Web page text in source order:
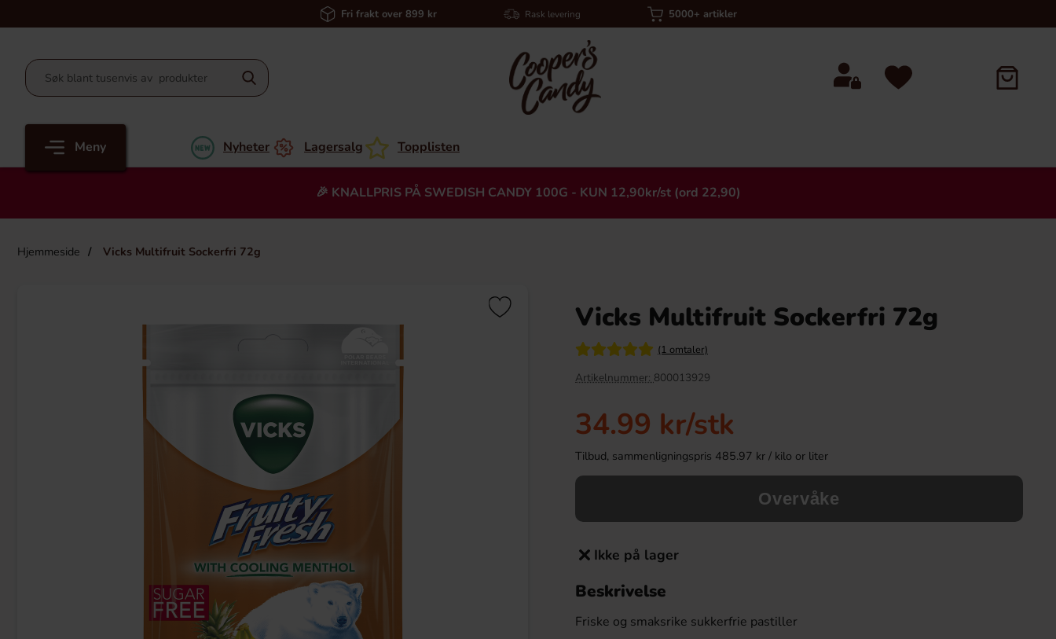
Fri frakt over 899 kr Rask levering 5000+ artikler
Meny Nyheter Lagersalg Topplisten
🎉 KNALLPRIS PÅ SWEDISH CANDY 100G - KUN 12,90kr/st (ord 22,90)
Hjemmeside Vicks Multifruit Sockerfri 72g
Heading
Coffee-Mate Original Fat Free 454g
119.90 kr
Popcornkrydda Cheddar 40g
46.90 kr
Vicks Multifruit Sockerfri 72g
(1 omtaler)
Artikelnummer: 800013929
34.99 kr/stk
Tilbud, sammenligningspris 485.97 kr / kilo or liter
Overvåke
Ikke på lager
Beskrivelse
Friske og smaksrike sukkerfrie pastiller